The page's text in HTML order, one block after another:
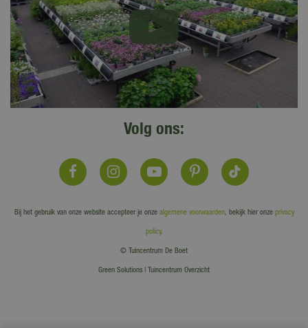
Volg ons:
Bij het gebruik van onze website accepteer je onze algemene voorwaarden, bekijk hier onze privacy
policy.
© Tuincentrum De Boet
Green Solutions Tuincentrum Overzicht